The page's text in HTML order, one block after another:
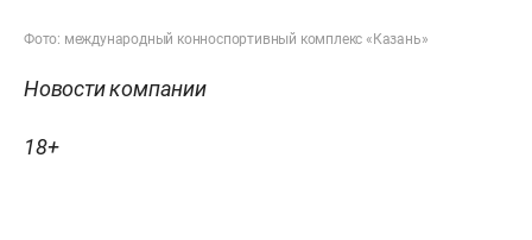
Фото: международный конноспортивный комплекс «Казань»
Новости компании
18+